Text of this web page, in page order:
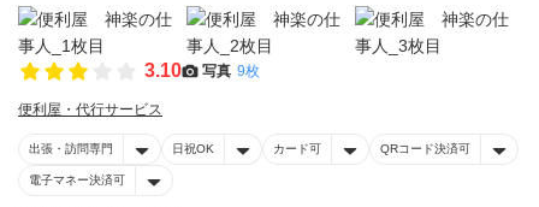
3.10 写真 9枚
便利屋・代行サービス
出張・訪問専門 日祝OK カード可 QRコード決済可
電子マネー決済可